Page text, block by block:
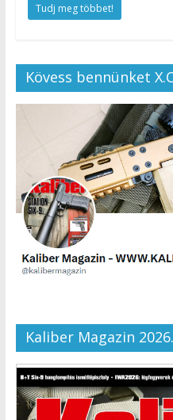
Tudj meg többet!
Kövess bennünket
Kaliber Magazin